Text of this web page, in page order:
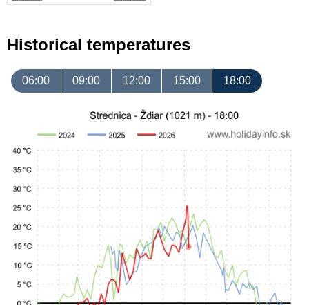
Historical temperatures
06:00 09:00 12:00 15:00 18:00